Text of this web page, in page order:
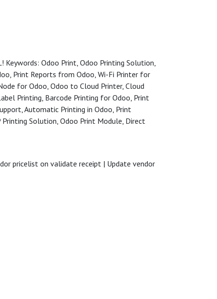
Odoo Print, Odoo Printing Solution,
Print Reports from Odoo, Wi-Fi Printer for
for Odoo, Odoo to Cloud Printer, Cloud
Printing, Barcode Printing for Odoo, Print
Automatic Printing in Odoo, Print
Solution, Odoo Print Module, Direct
pricelist on validate receipt | Update vendor